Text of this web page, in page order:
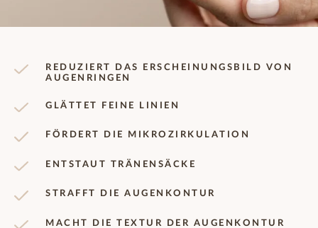
REDUZIERT DAS ERSCHEINUNGSBILD VON
AUGENRINGEN
GLÄTTET FEINE LINIEN
FÖRDERT DIE MIKROZIRKULATION
ENTSTAUT TRÄNENSÄCKE
STRAFFT DIE AUGENKONTUR
MACHT DIE TEXTUR DER AUGENKONTUR